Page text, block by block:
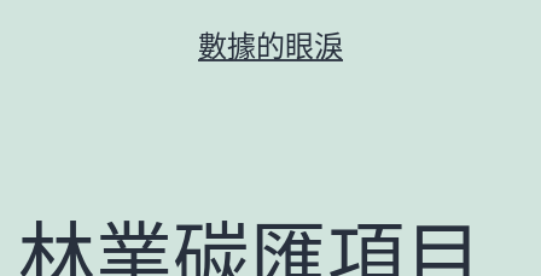
數據的眼淚
林業碳匯項目